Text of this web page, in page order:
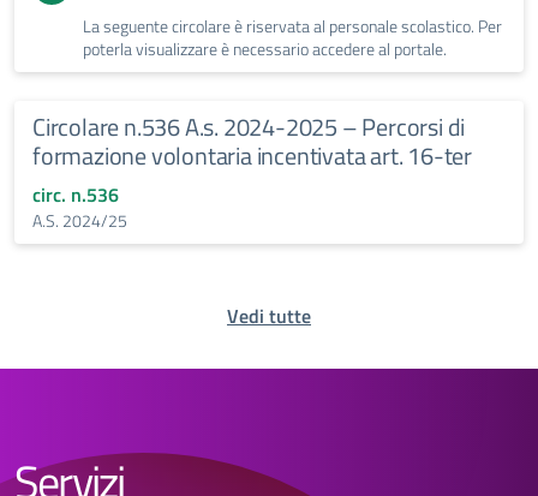
La seguente circolare è riservata al personale scolastico. Per
poterla visualizzare è necessario accedere al portale.
Circolare n.536 A.s. 2024-2025 – Percorsi di
formazione volontaria incentivata art. 16-ter
circ. n.536
A.S. 2024/25
Vedi tutte
Servizi